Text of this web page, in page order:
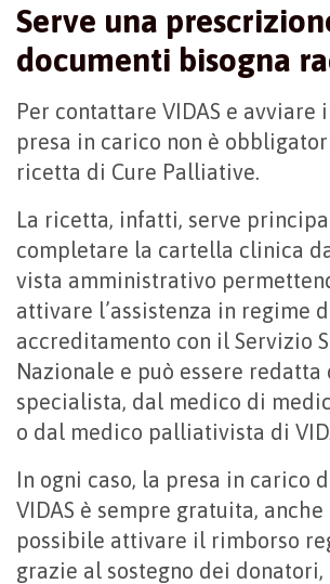
Serve una
documenti bisogna
Per contattare VIDAS e avviare
presa in carico non è
ricetta di Cure Palliative.
La ricetta, infatti, serve
completare la cartella clinica
vista amministrativo
attivare l’assistenza in regime
accreditamento con il Servizio
Nazionale e può essere redatta
specialista, dal medico di
o dal medico palliativista di
In ogni caso, la presa in carico
VIDAS è sempre gratuita,
possibile attivare il rimborso
grazie al sostegno dei